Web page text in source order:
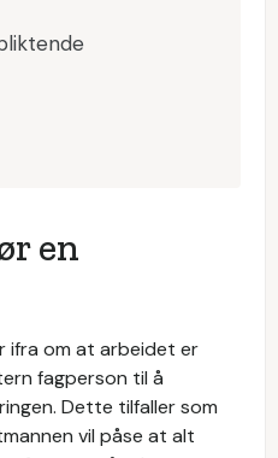
en
ifra om at arbeidet er
fagperson til å
Dette tilfaller som
vil påse at alt